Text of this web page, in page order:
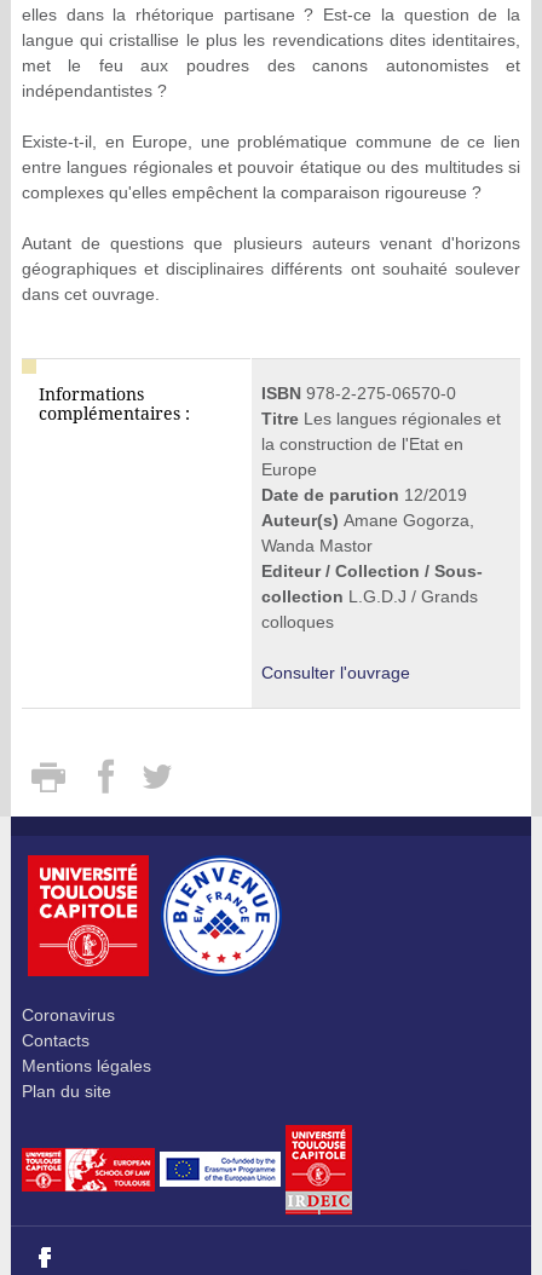
elles dans la rhétorique partisane ? Est-ce la question de la
langue qui cristallise le plus les revendications dites identitaires,
met le feu aux poudres des canons autonomistes et
indépendantistes ?
Existe-t-il, en Europe, une problématique commune de ce lien
entre langues régionales et pouvoir étatique ou des multitudes si
complexes qu'elles empêchent la comparaison rigoureuse ?
Autant de questions que plusieurs auteurs venant d'horizons
géographiques et disciplinaires différents ont souhaité soulever
dans cet ouvrage.
Informations
complémentaires :
ISBN978-2-275-06570-0
Titre Les langues régionales et
la construction de l'Etat en
Europe
Date de parution 12/2019
Auteur(s)Amane Gogorza,
Wanda Mastor
Editeur / Collection / Sous-
collection L.G.D.J / Grands
colloques
Consulter l'ouvrage
Coronavirus
Contacts
Mentions légales
Plan du site